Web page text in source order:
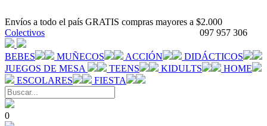
Envíos a todo el país GRATIS compras mayores a $2.000
097 957 306
Colectivos
BEBES MUÑECOS ACCIÓN
DIDÁCTICOS
JUEGOS DE MESA
TEENS KIDULTS
HOME
ESCOLARES
FIESTA
0